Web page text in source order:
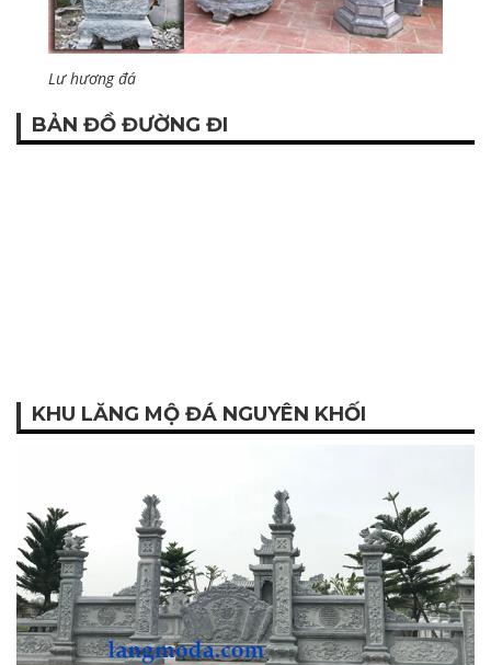
Lư hương đá
BẢN ĐỒ ĐƯỜNG ĐI
KHU LĂNG MỘ ĐÁ NGUYÊN KHỐI